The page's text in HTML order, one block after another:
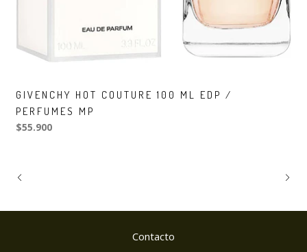
GIVENCHY HOT COUTURE 100 ML EDP /
PERFUMES MP
$55.900
Contacto